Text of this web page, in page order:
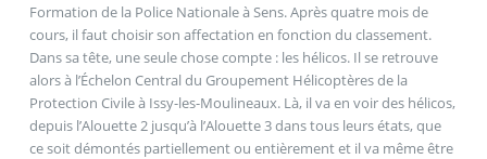
Formation de la Police Nationale à Sens. Après quatre mois de
cours, il faut choisir son affectation en fonction du classement.
Dans sa tête, une seule chose compte : les hélicos. Il se retrouve
alors à l’Échelon Central du Groupement Hélicoptères de la
Protection Civile à Issy-les-Moulineaux. Là, il va en voir des hélicos,
depuis l’Alouette 2 jusqu’à l’Alouette 3 dans tous leurs états, que
ce soit démontés partiellement ou entièrement et il va même être